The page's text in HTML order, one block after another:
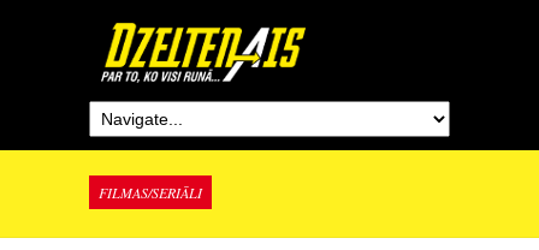
FILMAS/SERIĀLI